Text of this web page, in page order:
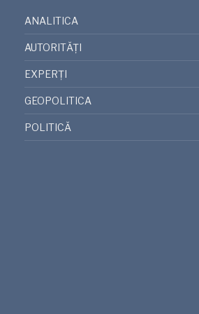
ANALITICA
AUTORITĂȚI
EXPERȚI
GEOPOLITICA
POLITICĂ